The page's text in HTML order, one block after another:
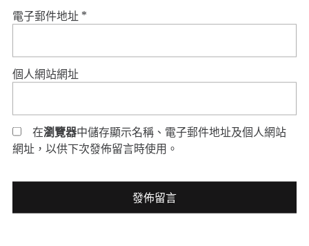
電子郵件地址 *
個人網站網址
在瀏覽器中儲存顯示名稱、電子郵件地址及個人網站
網址，以供下次發佈留言時使用。